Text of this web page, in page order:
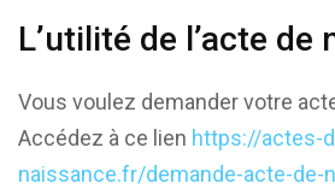
L’utilité de l’acte de
Vous voulez demander votre
Accédez à ce lien https://actes-
naissance.fr/demande-acte-de-